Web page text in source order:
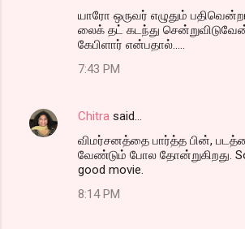
யாரோ ஒருவர் எழுதும்
லைக் தட் கடந்து
கேபிளார் என்பதால்.....
7:43 PM
Chitra said…
விமர்சனத்தை பார்த்த பின்,
வேண்டும் போல தோன்றுகிறது.
good movie.
8:14 PM